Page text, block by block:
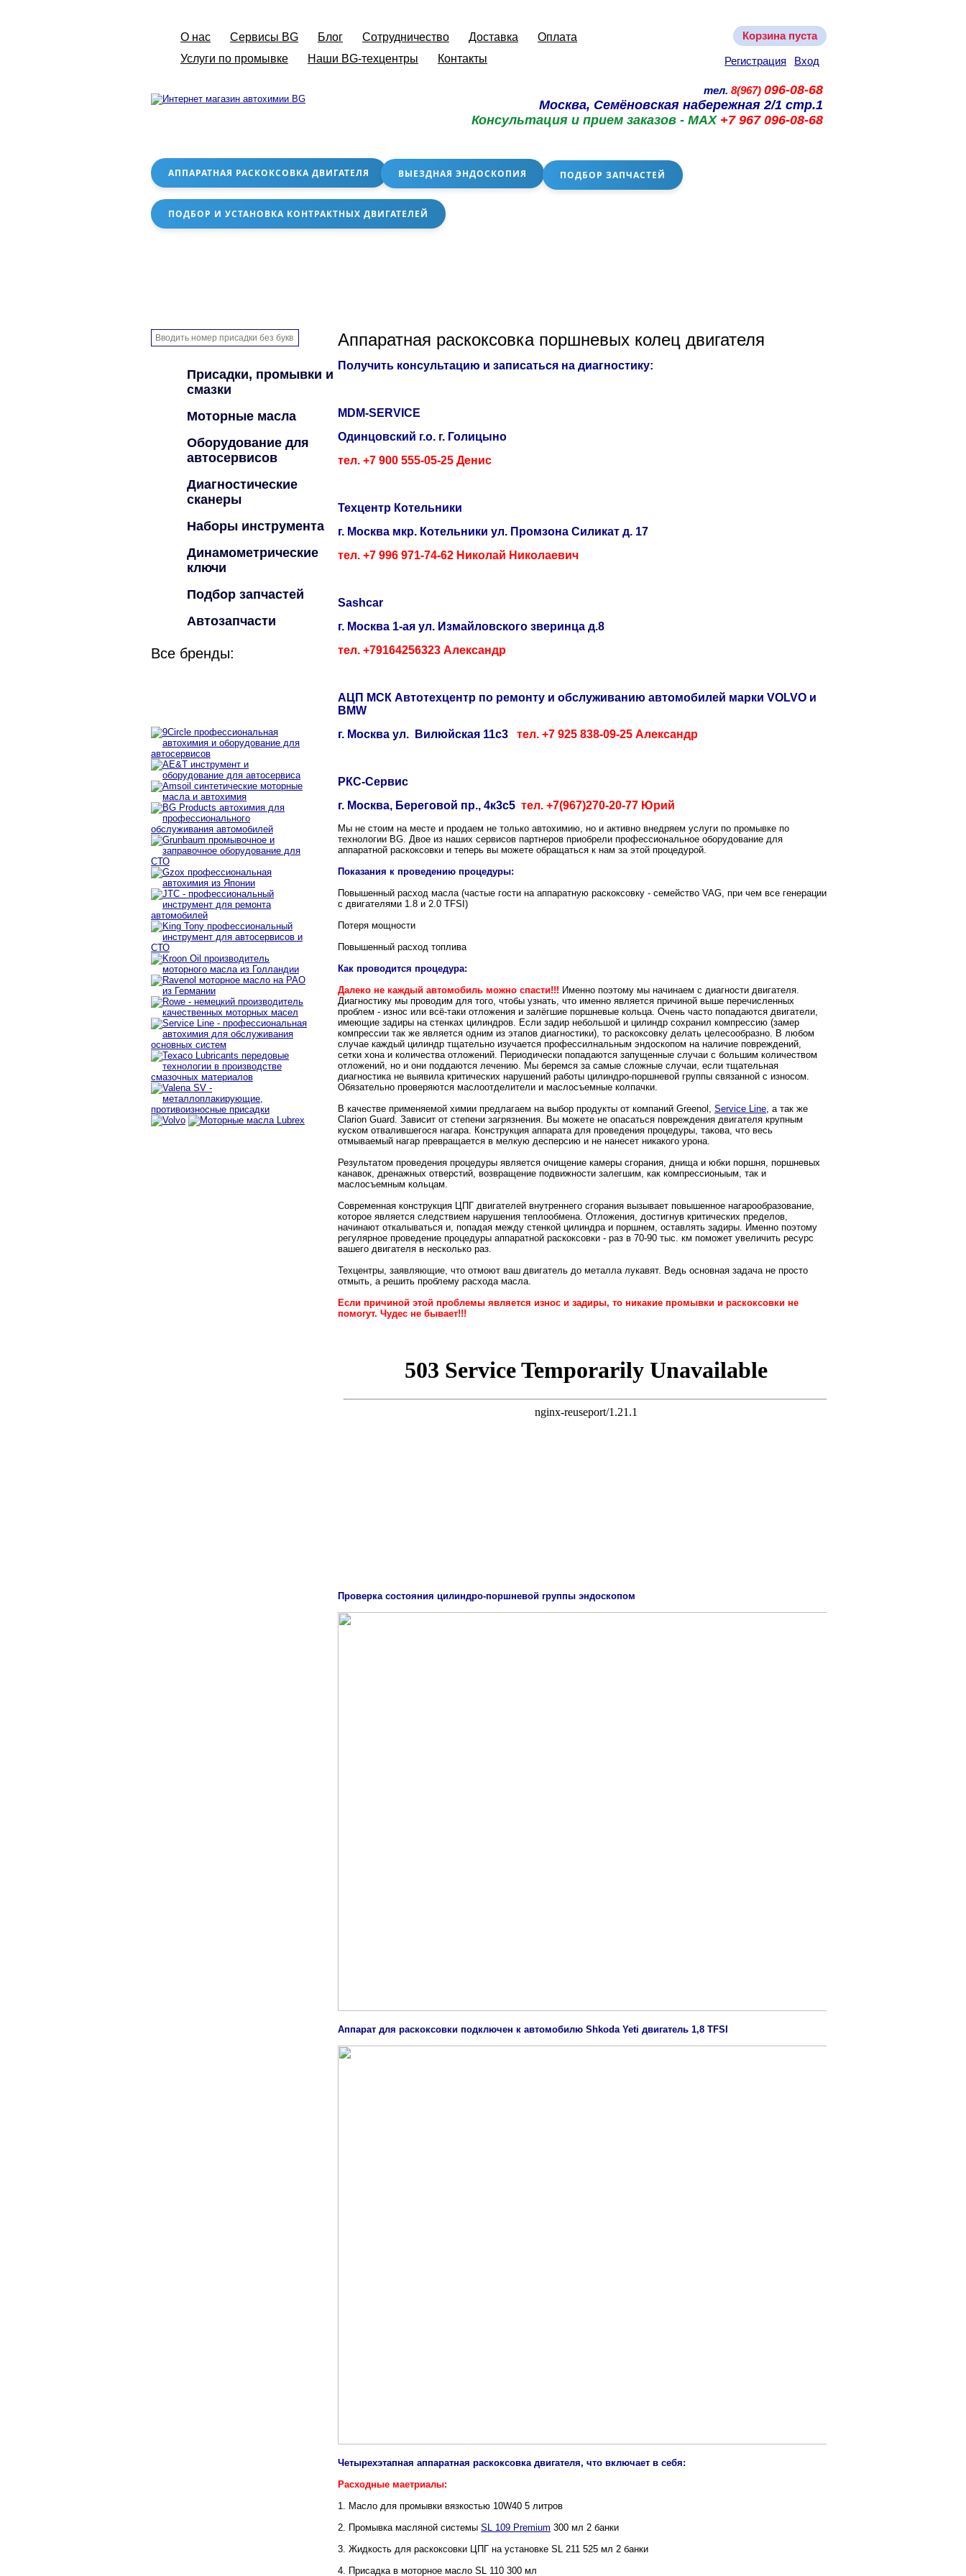
О нас Сервисы BG Блог Сотрудничество Доставка
Оплата
Услуги по промывке
Наши BG-техцентры Контакты
Корзина пуста
Регистрация Вход
тел. 8(967) 096-08-68
Москва, Семёновская набережная 2/1 стр.1
Консультация и прием заказов - MAX +7 967 096-08-68
АППАРАТНАЯ РАСКОКСОВКА ДВИГАТЕЛЯ ВЫЕЗДНАЯ ЭНДОСКОПИЯ
ПОДБОР И УСТАНОВКА КОНТРАКТНЫХ ДВИГАТЕЛЕЙ
ПОДБОР ЗАПЧАСТЕЙ
Аппаратная раскоксовка поршневых колец двигателя
Получить консультацию и записаться на диагностику:
MDM-SERVICE
Одинцовский г.о. г. Голицыно
тел. +7 900 555-05-25 Денис
Техцентр Котельники
г. Москва мкр. Котельники ул. Промзона Силикат д. 17
тел. +7 996 971-74-62 Николай Николаевич
Sashcar
г. Москва 1-ая ул. Измайловского зверинца д.8
тел. +79164256323 Александр
АЦП МСК Автотехцентр по ремонту и обслуживанию автомобилей марки VOLVO и
BMW
г. Москва ул. Вилюйская 11с3 тел. +7 925 838-09-25 Александр
РКС-Сервис
г. Москва, Береговой пр., 4к3с5 тел. +7(967)270-20-77 Юрий
Мы не стоим на месте и продаем не только автохимию, но и активно внедряем услуги по промывке по
технологии BG. Двое из наших сервисов партнеров приобрели профессиональное оборудование для
аппаратной раскоксовки и теперь вы можете обращаться к нам за этой процедурой.
Показания к проведению процедуры:
Повышенный расход масла (частые гости на аппаратную раскоксовку - семейство VAG, при чем все генерации
с двигателями 1.8 и 2.0 TFSI)
Потеря мощности
Повышенный расход топлива
Как проводится процедура:
Далеко не каждый автомобиль можно спасти!!! Именно поэтому мы начинаем с диагности двигателя.
Диагностику мы проводим для того, чтобы узнать, что именно является причиной выше перечисленных
проблем - износ или всё-таки отложения и залёгшие поршневые кольца. Очень часто попадаются двигатели,
имеющие задиры на стенках цилиндров. Если задир небольшой и цилиндр сохранил компрессию (замер
компрессии так же является одним из этапов диагностики), то раскоксовку делать целесообразно. В любом
случае каждый цилиндр тщательно изучается профессилнальным эндоскопом на наличие повреждений,
сетки хона и количества отложений. Периодически попадаются запущенные случаи с большим количеством
отложений, но и они поддаются лечению. Мы беремся за самые сложные случаи, если тщательная
диагностика не выявила критических нарушений работы цилиндро-поршневой группы связанной с износом.
Обязательно проверяются маслоотделители и маслосъемные колпачки.
В качестве применяемой химии предлагаем на выбор продукты от компаний Greenol, Service Line, а так же
Clarion Guard. Зависит от степени загрязнения. Вы можете не опасаться повреждения двигателя крупным
куском отвалившегося нагара. Конструкция аппарата для проведения процедуры, такова, что весь
отмываемый нагар превращается в мелкую десперсию и не нанесет никакого урона.
Результатом проведения процедуры является очищение камеры сгорания, днища и юбки поршня, поршневых
канавок, дренажных отверстий, возвращение подвижности залегшим, как компрессионыым, так и
маслосъемным кольцам.
Современная конструкция ЦПГ двигателей внутреннего сгорания вызывает повышенное нагарообразование,
которое является следствием нарушения теплообмена. Отложения, достигнув критических пределов,
начинают откалываться и, попадая между стенкой цилиндра и поршнем, оставлять задиры. Именно поэтому
регулярное проведение процедуры аппаратной раскоксовки - раз в 70-90 тыс. км поможет увеличить ресурс
вашего двигателя в несколько раз.
Техцентры, заявляющие, что отмоют ваш двигатель до металла лукавят. Ведь основная задача не просто
отмыть, а решить проблему расхода масла.
Если причиной этой проблемы является износ и задиры, то никакие промывки и раскоксовки не
помогут. Чудес не бывает!!!
Проверка состояния цилиндро-поршневой группы эндоскопом
Аппарат для раскоксовки подключен к автомобилю Shkoda Yeti двигатель 1,8 TFSI
Четырехэтапная аппаратная раскоксовка двигателя, что включает в себя:
Расходные маетриалы:
1. Масло для промывки вязкостью 10W40 5 литров
2. Промывка масляной системы SL 109 Premium 300 мл 2 банки
3. Жидкость для раскоксовки ЦПГ на установке SL 211 525 мл 2 банки
4. Присадка в моторное масло SL 110 300 мл
Присадки, промывки и
смазки
Моторные масла
Оборудование для
автосервисов
Диагностические
сканеры
Наборы инструмента
Динамометрические
ключи
Подбор запчастей
Автозапчасти
Все бренды: